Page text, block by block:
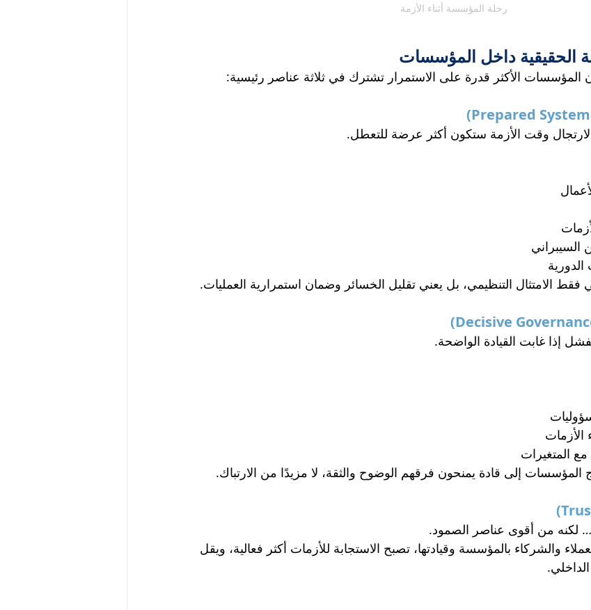
رحلة المؤسسة أثناء الأزمة
الحقيقية داخل المؤسسات
المؤسسات الأكثر قدرة على الاستمرار تشترك في ثلاثة عناصر رئيسية:
وقت الأزمة ستكون أكثر عرضة للتعطل.
السيبراني
الدورية
فقط الامتثال التنظيمي، بل يعني تقليل الخسائر وضمان استمرارية العمليات.
إذا غابت القيادة الواضحة.
الأزمات
المتغيرات
إلى قادة يمنحون فرقهم الوضوح والثقة، لا مزيدًا من الارتباك.
لكنه من أقوى عناصر الصمود.
والشركاء بالمؤسسة وقيادتها، تصبح الاستجابة للأزمات أكثر فعالية، ويقل